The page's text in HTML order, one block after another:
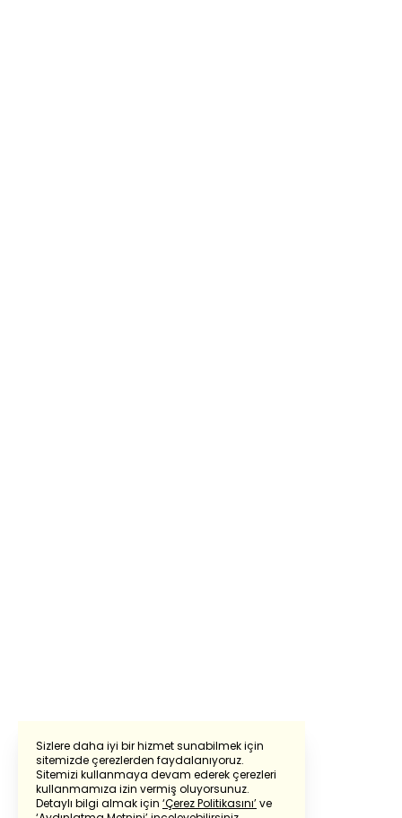
Sizlere daha iyi bir hizmet sunabilmek için
sitemizde çerezlerden faydalanıyoruz.
Sitemizi kullanmaya devam ederek çerezleri
kullanmamıza izin vermiş oluyorsunuz.
Detaylı bilgi almak için ‘Çerez Politikasını’ve
Powered by Translate